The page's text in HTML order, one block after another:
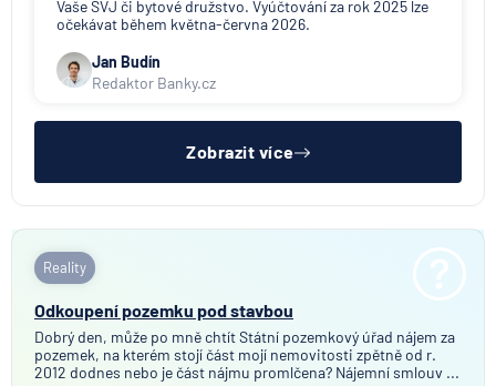
Vaše SVJ či bytové družstvo. Vyúčtování za rok 2025 lze
očekávat během května-června 2026.
Jan Budín
Redaktor Banky.cz
Zobrazit více
Reality
Odkoupení pozemku pod stavbou
Dobrý den, může po mně chtít Státní pozemkový úřad nájem za
pozemek, na kterém stojí část mojí nemovitosti zpětně od r.
2012 dodnes nebo je část nájmu promlčena? Nájemní smlouv ...